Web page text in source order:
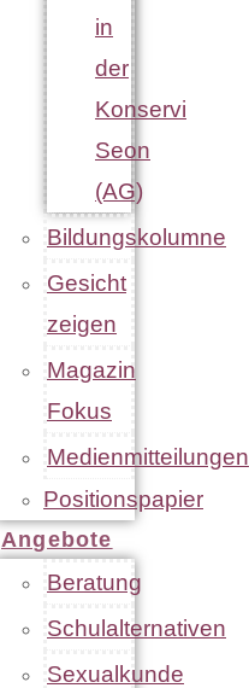
in
der
Konservi
Seon
(AG)
Bildungskolumne
Gesicht
zeigen
Magazin
Fokus
Medienmitteilungen
Positionspapier
Angebote
Beratung
Schulalternativen
Sexualkunde